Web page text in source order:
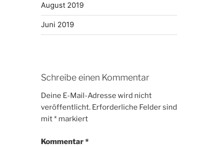
August 2019
Juni 2019
Schreibe einen Kommentar
Deine E-Mail-Adresse wird nicht
veröffentlicht. Erforderliche Felder sind
mit* markiert
Kommentar*